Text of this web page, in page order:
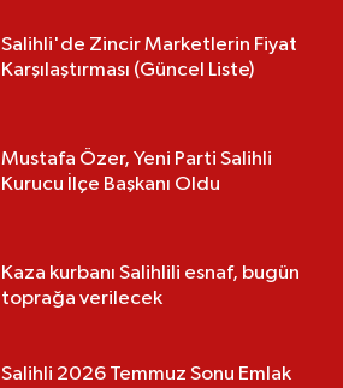
Salihli'de Zincir Marketlerin Fiyat
Karşılaştırması (Güncel Liste)
Mustafa Özer, Yeni Parti Salihli
Kurucu İlçe Başkanı Oldu
Kaza kurbanı Salihlili esnaf, bugün
toprağa verilecek
Salihli 2026 Temmuz Sonu Emlak